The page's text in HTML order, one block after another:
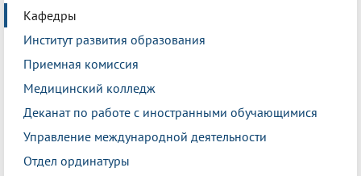
Кафедры
Институт развития образования
Приемная комиссия
Медицинский колледж
Деканат по работе с иностранными обучающимися
Управление международной деятельности
Отдел ординатуры